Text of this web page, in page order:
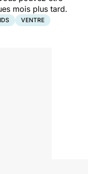
mois plus tard.
VENTRE